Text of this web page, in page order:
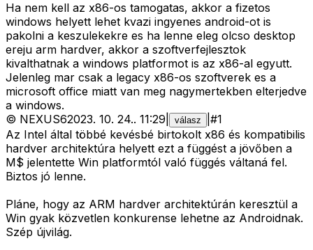
Ha nem kell az x86-os tamogatas, akkor a fizetos
windows helyett lehet kvazi ingyenes android-ot is
pakolni a keszulekekre es ha lenne eleg olcso desktop
ereju arm hardver, akkor a szoftverfejlesztok
kivalthatnak a windows platformot is az x86-al egyutt.
Jelenleg mar csak a legacy x86-os szoftverek es a
microsoft office miatt van meg nagymertekben elterjedve
a windows.
© NEXUS62023. 10. 24.. 11:29 válasz #1
Az Intel által többé kevésbé birtokolt x86 és kompatibilis
hardver architektúra helyett ezt a függést a jövőben a
M$ jelentette Win platformtól való függés váltaná fel.
Biztos jó lenne.
Pláne, hogy az ARM hardver architektúrán keresztül a
Win gyak közvetlen konkurense lehetne az Androidnak.
Szép újvilág.